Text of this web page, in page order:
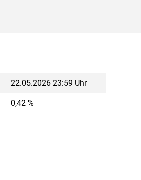
22.05.2026 23:59 Uhr
0,42 %